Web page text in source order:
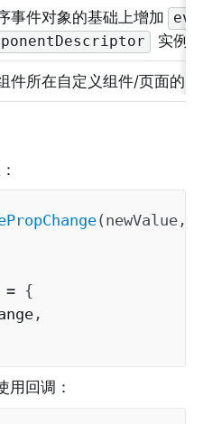
事件对象的基础上增加
实例
件所在自定义组件/页面的
( newValue ,
= {
,
用回调：